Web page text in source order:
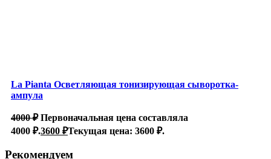
La Pianta Осветляющая тонизирующая сыворотка-
ампула
4000₽ Первоначальная цена составляла
4000 ₽.3600 ₽Текущая цена: 3600 ₽.
Рекомендуем